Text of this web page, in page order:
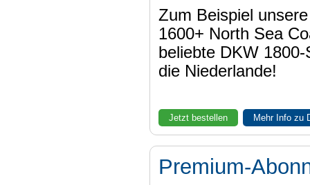
Zum Beispiel
1600+ North Sea
beliebte DKW
die Niederlande!
Jetzt bestellen Mehr Info zu
Premium-